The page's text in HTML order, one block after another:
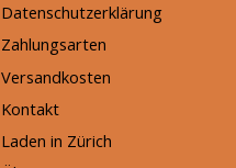
Datenschutzerklärung
Zahlungsarten
Versandkosten
Kontakt
Laden in Zürich